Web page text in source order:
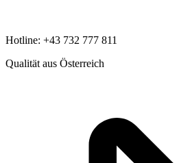
Hotline: +43 732 777 811
Qualität aus Österreich